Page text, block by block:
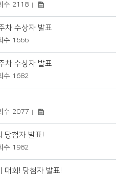
수 2118
차 수상자 발표
수 1666
차 수상자 발표
수 1682
수 2077
당첨자 발표!
수 1982
대회! 당첨자 발표!